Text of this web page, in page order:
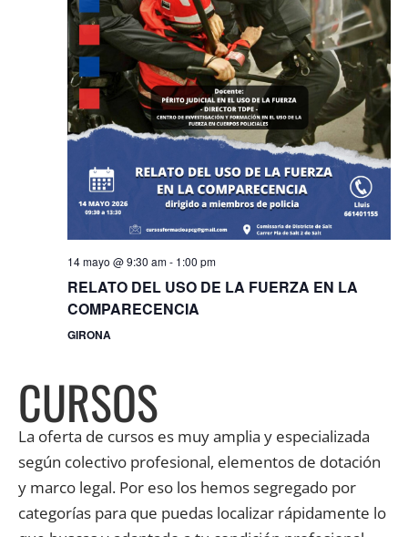
14 mayo @ 9:30 am- 1:00 pm
RELATO DEL USO DE LA FUERZA EN LA
COMPARECENCIA
GIRONA
CURSOS
La oferta de cursos es muy amplia y especializada
según colectivo profesional, elementos de dotación
y marco legal. Por eso los hemos segregado por
categorías para que puedas localizar rápidamente lo